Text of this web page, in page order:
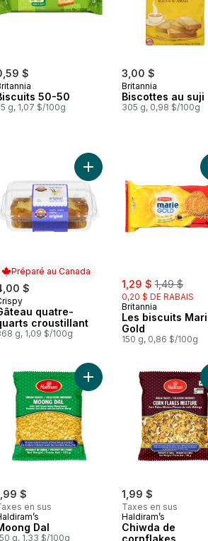
$
50-50
g, 1,07 $/100g
3,00 $
Britannia
Biscottes au suji
305 g, 0,98 $/100g
Boondi au panier
Préparé au Canada
$
au Canada
quatre-
croustillant
g, 1,09 $/100g
Ajouter Gâteau quatre-
sale:
1,29 $ , formerly:
1,49 $
0,20 $ DE RABAIS
Britannia
Les biscuits
Gold
150 g, 0,86 $/100g
1 L au panier
au Jus Exotique Goyave 1 L au
$
en sus
Dal
g, 1,33 $/100g
Ajouter Moong Dal au
1,99 $
Taxes en sus
Haldiram’s
Chiwda de